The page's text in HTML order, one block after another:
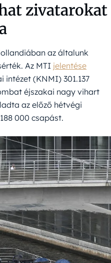
zivatarokat
az általunk
Az MTI jelentése
(KNMI) 301.137
éjszakai nagy vihart
az előző hétvégi
000 csapást.